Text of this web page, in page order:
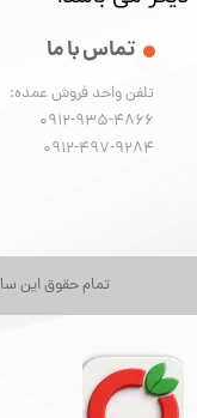
تمام حقوق این
تماس با ما
تلفن واحد فروش عمده:
0912-935-4866
​​​​​​​0912-497-9284